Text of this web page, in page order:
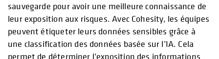
sauvegarde pour avoir une meilleure connaissance de
leur exposition aux risques. Avec Cohesity, les équipes
peuvent étiqueter leurs données sensibles grâce à
une classification des données basée sur l’IA. Cela
permet de déterminer l’exposition des informations